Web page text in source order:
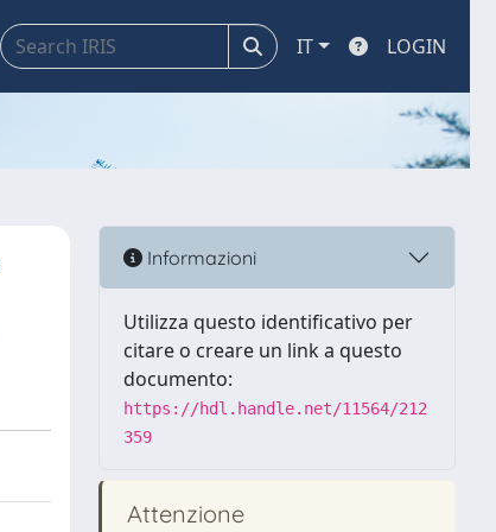
IT LOGIN
Informazioni
Utilizza questo identificativo per
citare o creare un link a questo
documento:
https://hdl.handle.net/11564/212
359
Attenzione